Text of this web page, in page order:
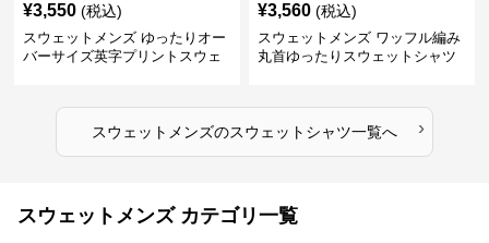
¥3,550 (税込)
スウェットメンズ ゆったりオー
バーサイズ英字プリントスウェ
¥3,560 (税込)
スウェットメンズ ワッフル編み
丸首ゆったりスウェットシャツ
スウェットメンズのスウェットシャツ一覧へ ›
スウェットメンズ カテゴリ一覧